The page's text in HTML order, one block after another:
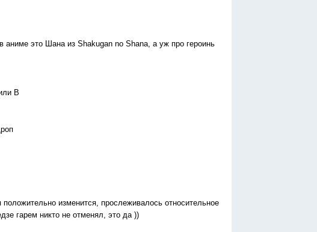
аниме это Шана из Shakugan no Shana, а уж про героинь
В
положительно изменится, прослеживалось относительное
гарем никто не отменял, это да ))